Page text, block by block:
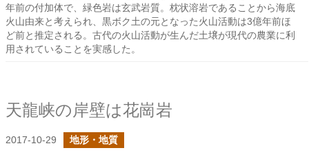
年前の付加体で、緑色岩は玄武岩質。枕状溶岩であることから海底
火山由来と考えられ、黒ボク土の元となった火山活動は3億年前ほ
ど前と推定される。古代の火山活動が生んだ土壌が現代の農業に利
用されていることを実感した。
天龍峡の岸壁は花崗岩
2017-10-29 地形・地質